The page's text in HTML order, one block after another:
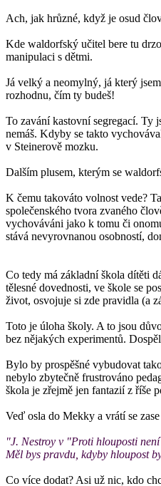
Ach, jak hrůzné, když je osud
Kde waldorfský učitel bere tu
manipulaci s dětmi.
Já velký a neomylný, já který
rozhodnu, čím ty budeš!
To zavání kastovní segregací. Ty
nemáš. Kdyby se takto
v Steinerově mozku.
Dalším plusem, kterým se
K čemu takováto volnost vede?
společenského tvora zvaného
vychováváni jako k tomu či
stává nevyrovnanou osobností,
Co tedy má základní škola dítěti
tělesné dovednosti, ve škole se
život, osvojuje si zde pravidla (a
Toto je úloha školy. A to jsou
bez nějakých experimentů.
Bylo by prospěšné vybudovat
nebylo zbytečně frustrováno
škola je zřejmě jen fantazií z říše
Veď osla do Mekky a vrátí se
"J. Nestroy v "Proti hlouposti
Měl bys pravdu, kdyby hloupost
Co více dodat? Asi už nic, kdo